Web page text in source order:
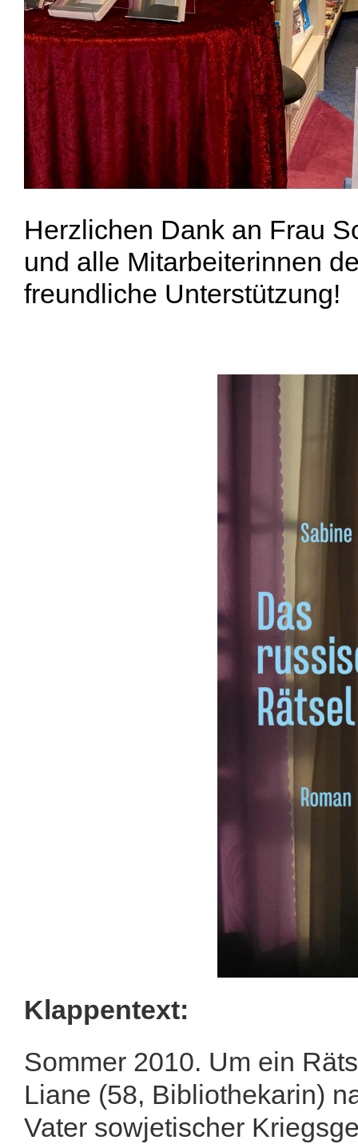
Herzlichen Dank an Frau
und alle Mitarbeiterinnen
freundliche Unterstützung!
Klappentext:
Sommer 2010. Um ein
Liane (58, Bibliothekarin)
Vater sowjetischer